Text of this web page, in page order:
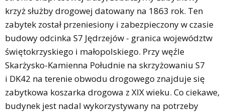
krzyż służby drogowej datowany na 1863 rok. Ten
zabytek został przeniesiony i zabezpieczony w czasie
budowy odcinka S7 Jędrzejów - granica województw
świętokrzyskiego i małopolskiego. Przy węźle
Skarżysko-Kamienna Południe na skrzyżowaniu S7
i DK42 na terenie obwodu drogowego znajduje się
zabytkowa koszarka drogowa z XIX wieku. Co ciekawe,
budynek jest nadal wykorzystywany na potrzeby